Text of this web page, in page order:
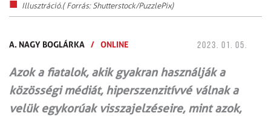
Illusztráció.( Forrás: Shutterstock/PuzzlePix)
A. NAGY BOGLÁRKA / ONLINE 2023. 01. 05.
Azok a fiatalok, akik gyakran használják a
közösségi médiát, hiperszenzitívvé válnak a
velük egykorúak visszajelzéseire, mint azok,